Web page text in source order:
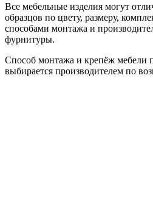
Все мебельные изделия могут
образцов по цвету, размеру,
способами монтажа и
фурнитуры.
Способ монтажа и крепёж мебели
выбирается производителем по